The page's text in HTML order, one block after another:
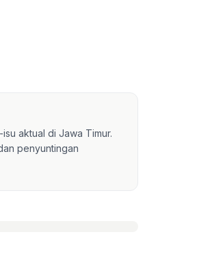
aktual di Jawa Timur.
penyuntingan